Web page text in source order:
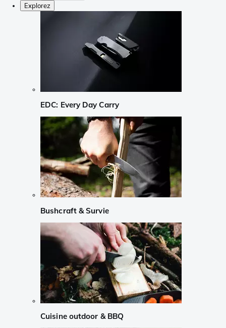
Explorez
EDC: Every Day Carry
Bushcraft & Survie
Cuisine outdoor & BBQ